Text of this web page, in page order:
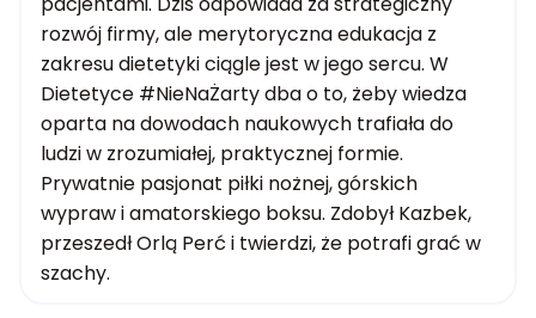
rozwój firmy, ale merytoryczna edukacja z
zakresu dietetyki ciągle jest w jego sercu. W
Dietetyce #NieNaŻarty dba o to, żeby wiedza
oparta na dowodach naukowych trafiała do
ludzi w zrozumiałej, praktycznej formie.
Prywatnie pasjonat piłki nożnej, górskich
wypraw i amatorskiego boksu. Zdobył Kazbek,
przeszedł Orlą Perć i twierdzi, że potrafi grać w
szachy.